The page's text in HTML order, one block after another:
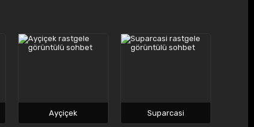
Ayçiçek Suparcasi